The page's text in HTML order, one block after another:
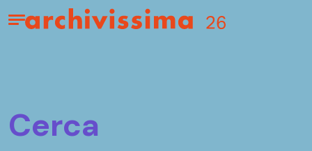
Home page
Apri il menu
Cerca